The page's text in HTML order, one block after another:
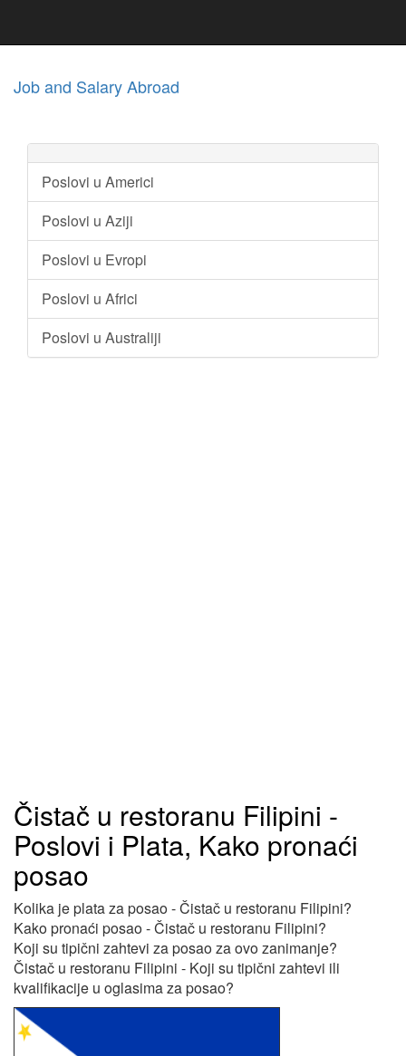
Job and Salary Abroad
Poslovi u Americi
Poslovi u Aziji
Poslovi u Evropi
Poslovi u Africi
Poslovi u Australiji
Čistač u restoranu Filipini -
Poslovi i Plata, Kako pronaći
posao
Kolika je plata za posao - Čistač u restoranu Filipini?
Kako pronaći posao - Čistač u restoranu Filipini?
Koji su tipični zahtevi za posao za ovo zanimanje?
Čistač u restoranu Filipini - Koji su tipični zahtevi ili
kvalifikacije u oglasima za posao?